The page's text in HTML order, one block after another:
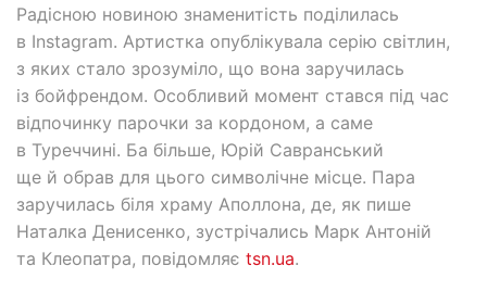
Радісною новиною знаменитість поділилась
в Instagram. Артистка опублікувала серію світлин,
з яких стало зрозуміло, що вона заручилась
із бойфрендом. Особливий момент стався під час
відпочинку парочки за кордоном, а саме
в Туреччині. Ба більше, Юрій Савранський
ще й обрав для цього символічне місце. Пара
заручилась біля храму Аполлона, де, як пише
Наталка Денисенко, зустрічались Марк Антоній
та Клеопатра, повідомляє tsn.ua.